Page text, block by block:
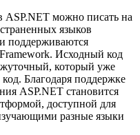
можно писать на
языков
поддерживаются
Исходный код
который уже
Благодаря поддержке
ASP.NET становится
доступной для
разные языки